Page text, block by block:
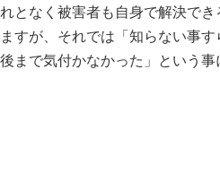
となく被害者も自身で解決で
すが、それでは「知らない事
まで気付かなかった」という事